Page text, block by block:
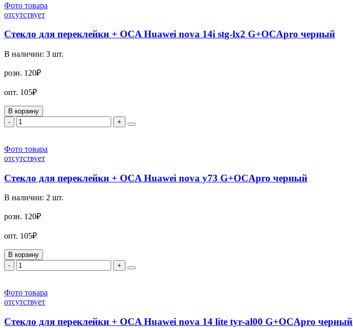
Фото товара
отсутствует
Стекло для переклейки + OCA Huawei nova 14i stg-lx2 G+OCApro черный
В наличии: 3 шт.
розн. 120₽
опт. 105₽
В корзину
-
+
Фото товара
отсутствует
Стекло для переклейки + OCA Huawei nova y73 G+OCApro черный
В наличии: 2 шт.
розн. 120₽
опт. 105₽
В корзину
-
+
Фото товара
отсутствует
Стекло для переклейки + OCA Huawei nova 14 lite tyr-al00 G+OCApro черный